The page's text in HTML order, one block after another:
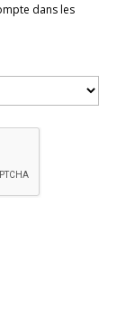
dans les